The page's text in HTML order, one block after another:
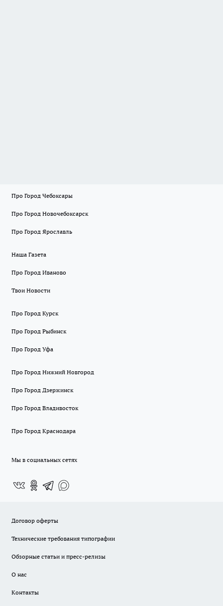
Про Город Чебоксары
Про Город Новочебоксарск
Про Город Ярославль
Наша Газета
Про Город Иваново
Твои Новости
Про Город Курск
Про Город Рыбинск
Про Город Уфа
Про Город Нижний Новгород
Про Город Дзержинск
Про Город Владивосток
Про Город Краснодара
Мы в социальных сетях
Договор оферты
Технические требования типографии
Обзорные статьи и пресс-релизы
О нас
Контакты